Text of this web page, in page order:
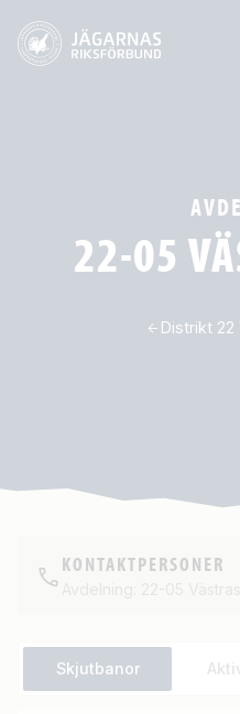
22-05
Distrikt 22
KONTAKTPERSONER
Skjutbanor